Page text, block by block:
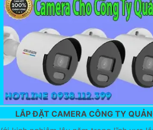
LẮP ĐẶT CAMERA CÔNG TY